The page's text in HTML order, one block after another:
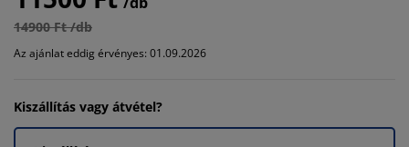
14900 Ft /db
Az ajánlat eddig érvényes: 01.09.2026
Kiszállítás vagy átvétel?